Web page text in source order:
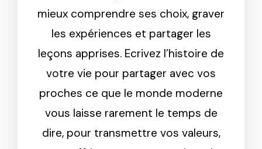
mieux comprendre ses choix, graver
les expériences et partager les
leçons apprises. Ecrivez l’histoire de
votre vie pour partager avec vos
proches ce que le monde moderne
vous laisse rarement le temps de
dire, pour transmettre vos valeurs,